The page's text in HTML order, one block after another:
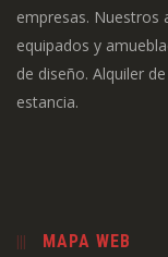
empresas.
equipados y
de diseño. Alquiler
estancia.
MAPA WEB